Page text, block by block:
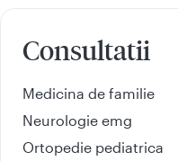
Consultatii
Medicina de familie
Neurologie emg
Ortopedie pediatrica